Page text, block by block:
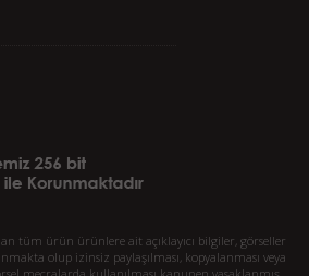
tüm ürün ürünlere ait açıklayıcı bilgiler, görseller
olup izinsiz paylaşılması, kopyalanması veya